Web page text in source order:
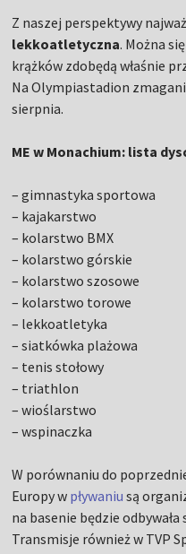
Z naszej perspektywy
lekkoatletyczna. Można
krążków zdobędą właśnie
Na Olympiastadion
sierpnia.
ME w Monachium: lista
– gimnastyka sportowa
– kajakarstwo
– kolarstwo BMX
– kolarstwo górskie
– kolarstwo szosowe
– kolarstwo torowe
– lekkoatletyka
– siatkówka plażowa
– tenis stołowy
– triathlon
– wioślarstwo
– wspinaczka
W porównaniu do
Europy w pływaniu są
na basenie będzie
Transmisje również w TVP